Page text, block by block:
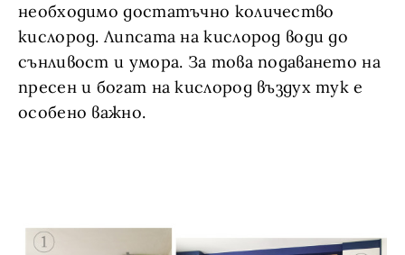
необходимо достатъчно количество
кислород. Липсата на кислород води до
сънливост и умора. За това подаването на
пресен и богат на кислород въздух тук е
особено важно.